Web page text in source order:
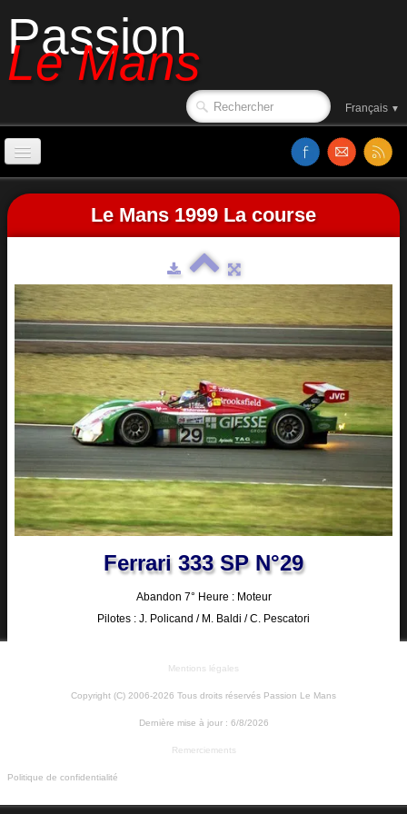
Passion
Le Mans
Français ▼
Accueil
Sorties de piste
Affiches
Classements
Vidéos
Site web
Le Mans 1999 La course
Ferrari 333 SP N°29
Abandon 7° Heure : Moteur
Pilotes : J. Policand / M. Baldi / C. Pescatori
Mentions légales
Copyright (C) 2006-2026 Tous droits réservés Passion Le Mans
Dernière mise à jour : 6/8/2026
Remerciements
Politique de confidentialité